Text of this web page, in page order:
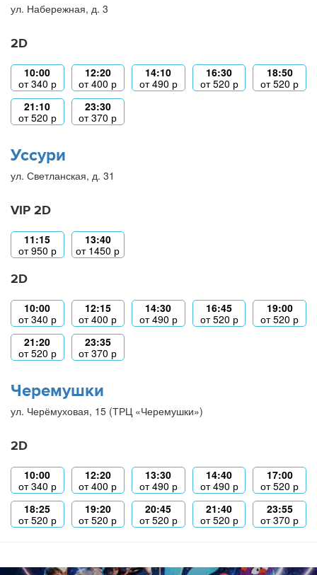
ул. Набережная, д. 3
2D
10:00
от340 р
12:20
от400 р
14:10
от490 р
16:30
от520 р
18:50
от520 р
21:10
от520 р
23:30
от370 р
Уссури
ул. Светланская, д. 31
VIP 2D
11:15
от950 р
13:40
от 1450 р
2D
10:00
от340 р
12:15
от400 р
14:30
от490 р
16:45
от520 р
19:00
от520 р
21:20
от520 р
23:35
от370 р
Черемушки
ул. Черёмуховая, 15 (ТРЦ «Черемушки»)
2D
10:00
от340 р
12:20
от400 р
13:30
от490 р
14:40
от490 р
17:00
от520 р
18:25
от520 р
19:20
от520 р
20:45
от520 р
21:40
от520 р
23:55
от370 р